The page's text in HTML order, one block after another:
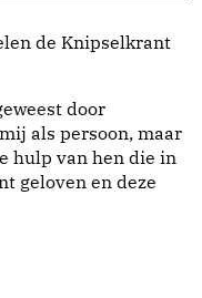
de Knipselkrant
door
als persoon, maar
hulp van hen die in
geloven en deze